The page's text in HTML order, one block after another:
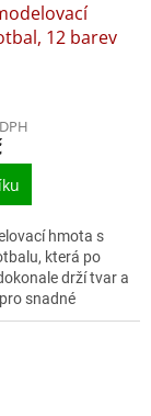
12 barev
hmota s
která po
drží tvar a
snadné